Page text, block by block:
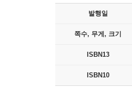
발행일
쪽수, 무게, 크기
ISBN13
ISBN10